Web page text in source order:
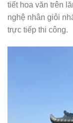
tiết hoa văn trên
nghệ nhân giỏi
trực tiếp thi công.